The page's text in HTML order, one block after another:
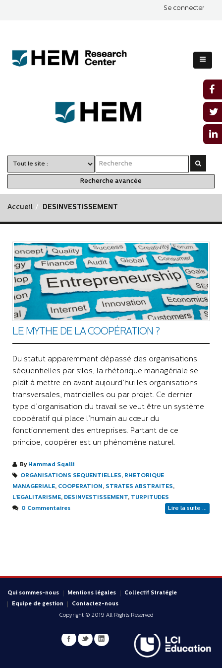
Se connecter
Recherche avancée
Accueil DESINVESTISSEMENT
LE MYTHE DE LA COOPÉRATION ?
Du statut apparemment dépassé des organisations
séquentielles par silos, la rhétorique managériale se
plaît à mettre en avant aujourd’hui les organisations
transversales, matricielles ou par projet. Ce dernier
type d’organisation du travail se veut être un système
coopératif qui place l’humain au cœur du
fonctionnement des entreprises. Partant de ce
principe, coopérer est un phénomène naturel.
By Hammad Sqalli
ORGANISATIONS SEQUENTIELLES, RHETORIQUE
MANAGERIALE, COOPERATION , STRATES ABSTRAITES,
L’EGALITARISME, DESINVESTISSEMENT, TURPITUDES
0 Commentaires
Lire la suite ...
Qui sommes-nous Mentions légales
Collectif Stratégie
Equipe de gestion
Contactez-nous
Copyright © 2019 All Rights Reserved